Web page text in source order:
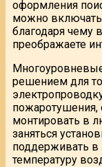
оформления
можно включать
благодаря
преображаете
решением для
пожаротушения,
монтировать в
заняться
поддерживать
температуру